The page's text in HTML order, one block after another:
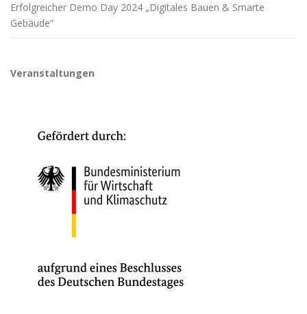
Erfolgreicher Demo Day 2024 „Digitales Bauen & Smarte
Gebäude“
Veranstaltungen